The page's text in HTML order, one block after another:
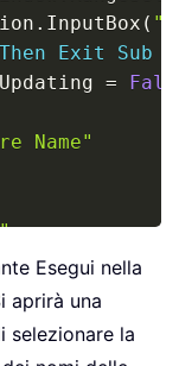
. InputBox (
Then Exit
Sub
=
Name"
Esegui nella
aprirà una
selezionare la